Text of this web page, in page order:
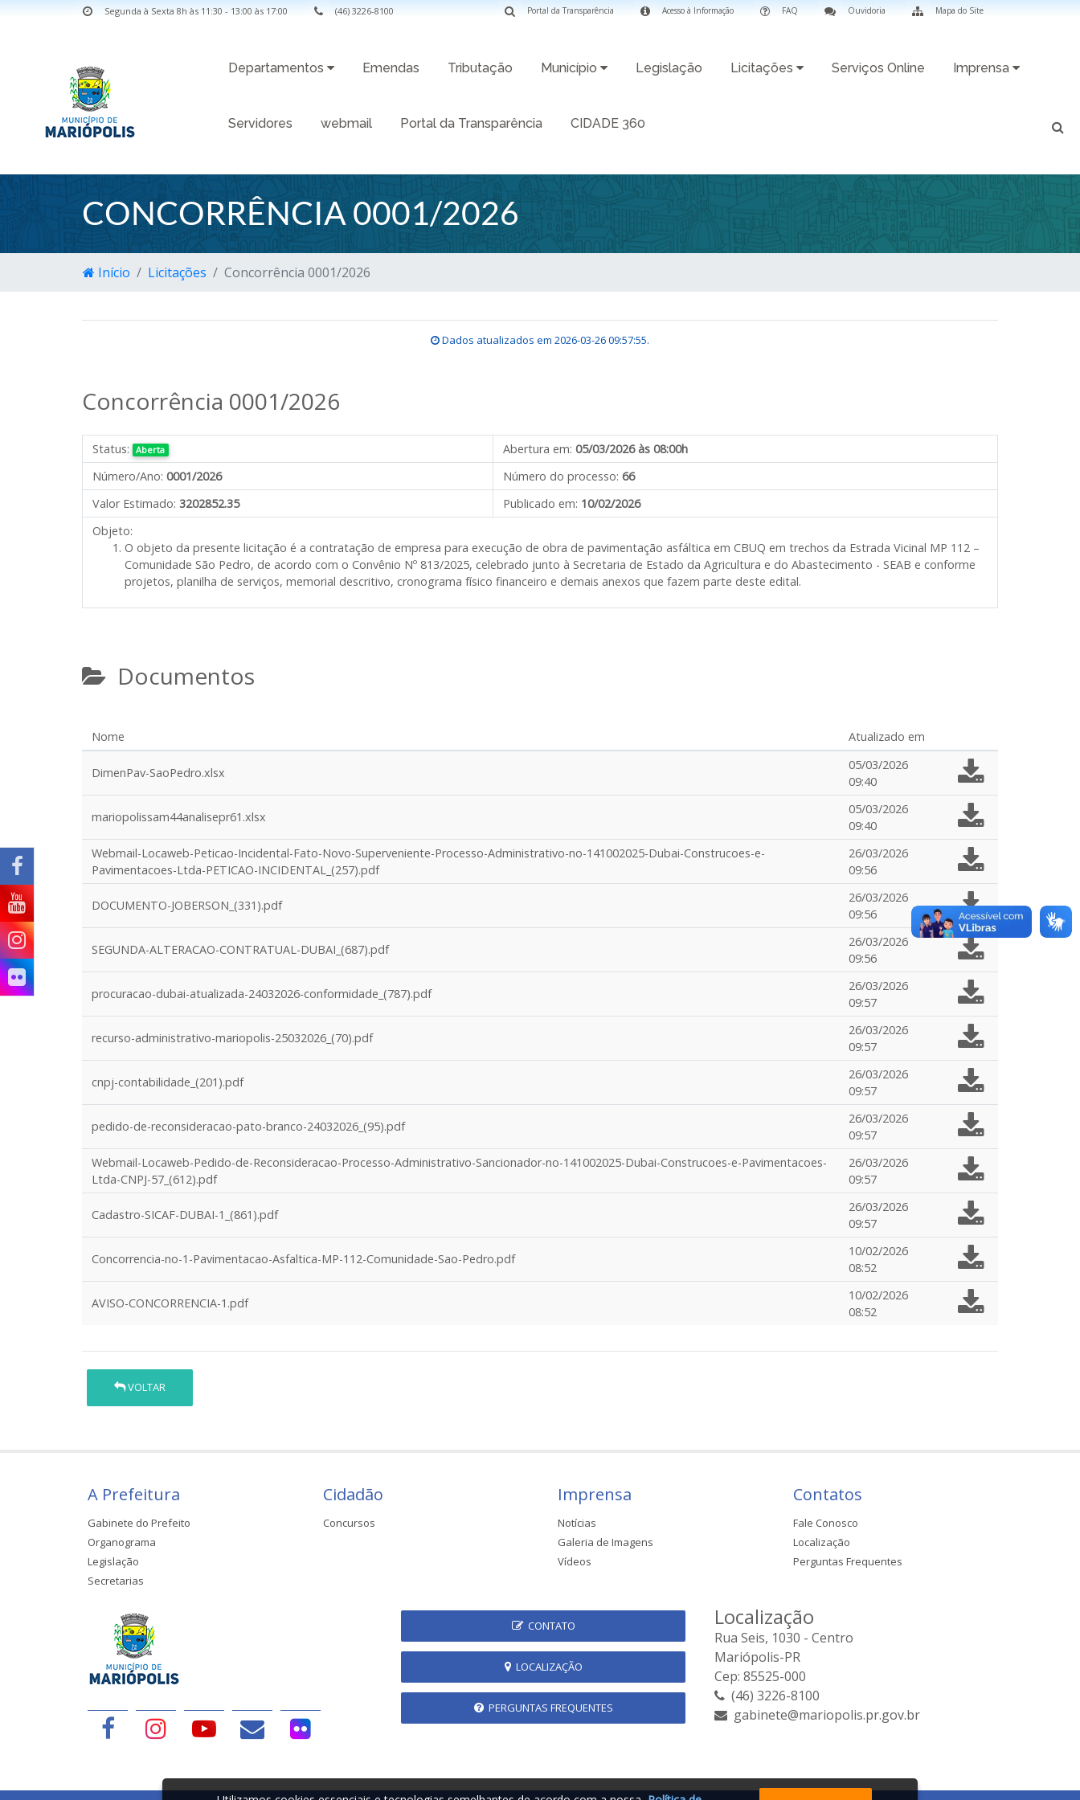
Segunda à Sexta 8h às 11:30 - 13:00 às 17:00 (46) 3226-8100 Mapa do Site
Ouvidoria
FAQ
Acesso à Informação
Portal da Transparência
Departamentos Emendas Tributação Município Legislação Licitações Serviços Online Imprensa
Servidores webmail Portal da Transparência CIDADE 360
CONCORRÊNCIA 0001/2026
Início Licitações Concorrência 0001/2026
Dados atualizados em 2026-03-26 09:57:55.
Concorrência 0001/2026
Status: Aberta Abertura em: 05/03/2026 às 08:00h
Número/Ano: 0001/2026 Número do processo: 66
Valor Estimado: 3202852.35 Publicado em: 10/02/2026
Objeto:
O objeto da presente licitação é a contratação de empresa para execução de obra de pavimentação asfáltica em CBUQ em trechos da Estrada Vicinal MP 112 –
Comunidade São Pedro, de acordo com o Convênio Nº 813/2025, celebrado junto à Secretaria de Estado da Agricultura e do Abastecimento - SEAB e conforme
projetos, planilha de serviços, memorial descritivo, cronograma físico financeiro e demais anexos que fazem parte deste edital.
Documentos
Nome Atualizado em
DimenPav-SaoPedro.xlsx
05/03/2026
09:40
mariopolissam44analisepr61.xlsx
05/03/2026
09:40
Webmail-Locaweb-Peticao-Incidental-Fato-Novo-Superveniente-Processo-Administrativo-no-141002025-Dubai-Construcoes-e-
Pavimentacoes-Ltda-PETICAO-INCIDENTAL_(257).pdf
26/03/2026
09:56
DOCUMENTO-JOBERSON_(331).pdf
26/03/2026
09:56
SEGUNDA-ALTERACAO-CONTRATUAL-DUBAI_(687).pdf
26/03/2026
09:56
procuracao-dubai-atualizada-24032026-conformidade_(787).pdf
26/03/2026
09:57
recurso-administrativo-mariopolis-25032026_(70).pdf
26/03/2026
09:57
cnpj-contabilidade_(201).pdf
26/03/2026
09:57
pedido-de-reconsideracao-pato-branco-24032026_(95).pdf
26/03/2026
09:57
Webmail-Locaweb-Pedido-de-Reconsideracao-Processo-Administrativo-Sancionador-no-141002025-Dubai-Construcoes-e-Pavimentacoes-
Ltda-CNPJ-57_(612).pdf
26/03/2026
09:57
Cadastro-SICAF-DUBAI-1_(861).pdf
26/03/2026
09:57
Concorrencia-no-1-Pavimentacao-Asfaltica-MP-112-Comunidade-Sao-Pedro.pdf
10/02/2026
08:52
AVISO-CONCORRENCIA-1.pdf
10/02/2026
08:52
VOLTAR
A Prefeitura
Gabinete do Prefeito
Organograma
Legislação
Secretarias
Cidadão
Concursos
Imprensa
Notícias
Galeria de Imagens
Vídeos
Contatos
Fale Conosco
Localização
Perguntas Frequentes
CONTATO
LOCALIZAÇÃO
PERGUNTAS FREQUENTES
Localização
Rua Seis, 1030 - Centro
Mariópolis-PR
Cep: 85525-000
(46) 3226-8100
gabinete@mariopolis.pr.gov.br